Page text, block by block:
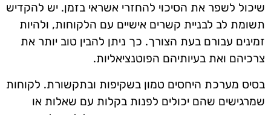
שיכול לשפר את הסיכוי להחזרי אשראי בזמן. יש להקדיש
תשומת לב לבניית קשרים אישיים עם הלקוחות, ולהיות
זמינים עבורם בעת הצורך. כך ניתן להבין טוב יותר את
צרכיהם ואת בעיותיהם הפוטנציאליות.
בסיס מערכת היחסים טמון בשקיפות ובתקשורת. לקוחות
שמרגישים שהם יכולים לפנות בקלות עם שאלות או